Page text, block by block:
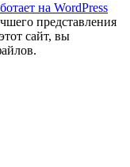
на WordPress
представления
сайт, вы